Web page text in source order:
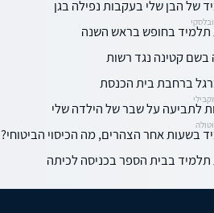
של הבן שלי בעקבות נפילה בגן
תלמיד בחופש בראש השנה
בשם קטינה נגד רשות
ברחבת בית הכנסת
לתביעה על שבר של הילדה שלי
בשעות אחר הצהרים, מה הכיסוי הביטוחי?
תלמיד בבית הספר בכניסה לכיתה